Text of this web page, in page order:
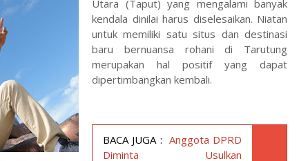
Utara (Taput) yang mengalami banyak
kendala dinilai harus diselesaikan. Niatan
untuk memiliki satu situs dan destinasi
baru bernuansa rohani di Tarutung
merupakan hal positif yang dapat
dipertimbangkan kembali.
BACA JUGA : Anggota DPRD
Diminta Usulkan